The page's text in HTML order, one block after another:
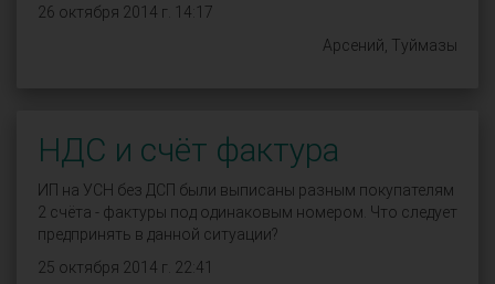
26 октября 2014 г. 14:17
Арсений, Туймазы
НДС и счёт фактура
ИП на УСН без ДСП были выписаны разным покупателям
2 счёта - фактуры под одинаковым номером. Что следует
предпринять в данной ситуации?
25 октября 2014 г. 22:41